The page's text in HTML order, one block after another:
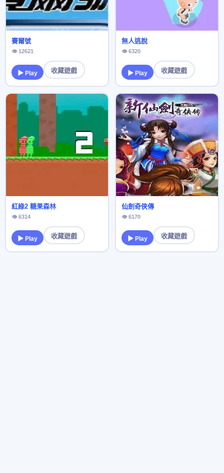
賽爾號
👁 12621
▶ Play 收藏遊戲
無人逃脫
👁 6320
▶ Play 收藏遊戲
紅綠2 糖果森林
👁 6314
▶ Play 收藏遊戲
仙劍奇俠傳
👁 6170
▶ Play 收藏遊戲